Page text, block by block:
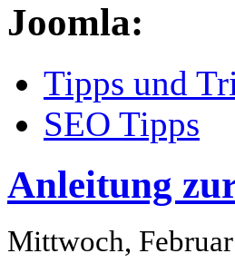
Joomla:
Tipps und
SEO Tipps
Anleitung
Mittwoch,